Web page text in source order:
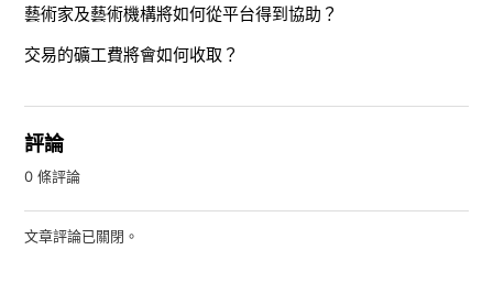
藝術家及藝術機構將如何從平台得到協助？
交易的礦工費將會如何收取？
評論
0 條評論
文章評論已關閉。